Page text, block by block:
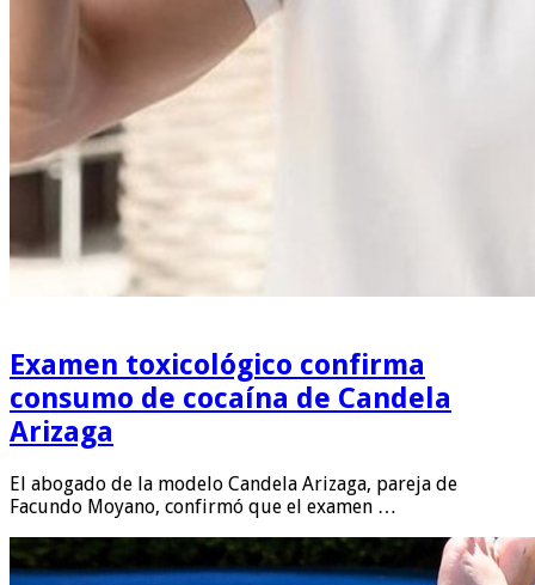
Examen toxicológico confirma
consumo de cocaína de Candela
Arizaga
El abogado de la modelo Candela Arizaga, pareja de
Facundo Moyano, confirmó que el examen …